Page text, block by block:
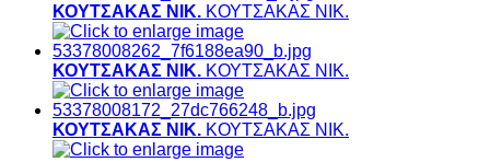
ΚΟΥΤΣΑΚΑΣ ΝΙΚ. ΚΟΥΤΣΑΚΑΣ ΝΙΚ.
ΚΟΥΤΣΑΚΑΣ ΝΙΚ. ΚΟΥΤΣΑΚΑΣ ΝΙΚ.
ΚΟΥΤΣΑΚΑΣ ΝΙΚ. ΚΟΥΤΣΑΚΑΣ ΝΙΚ.